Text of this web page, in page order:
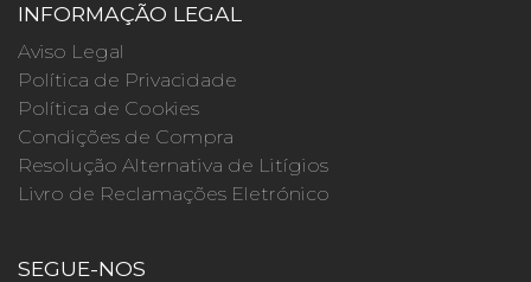
INFORMAÇÃO LEGAL
Aviso Legal
Política de Privacidade
Política de Cookies
Condições de Compra
Resolução Alternativa de Litígios
Livro de Reclamações Eletrónico
SEGUE-NOS